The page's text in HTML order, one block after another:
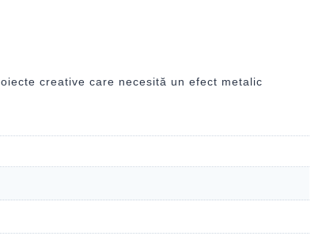
creative care necesită un efect metalic